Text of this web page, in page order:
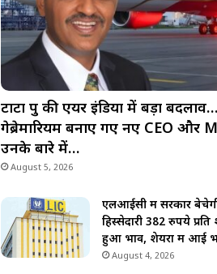
टाटा ग्रुप की एयर इंडिया में बड़ा
गेब्रेमारियम बनाए गए नए CEO और
उनके बारे में…
August 5, 2026
एलआईसी में सरकार
हिस्सेदारी 382 रुपये
हुआ भाव, शेयरों में आई
August 4, 2026